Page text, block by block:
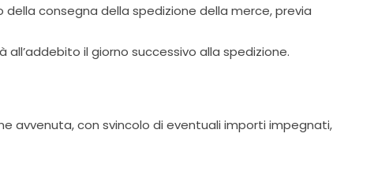
consegna della spedizione della merce, previa
il giorno successivo alla spedizione.
avvenuta, con svincolo di eventuali importi impegnati,